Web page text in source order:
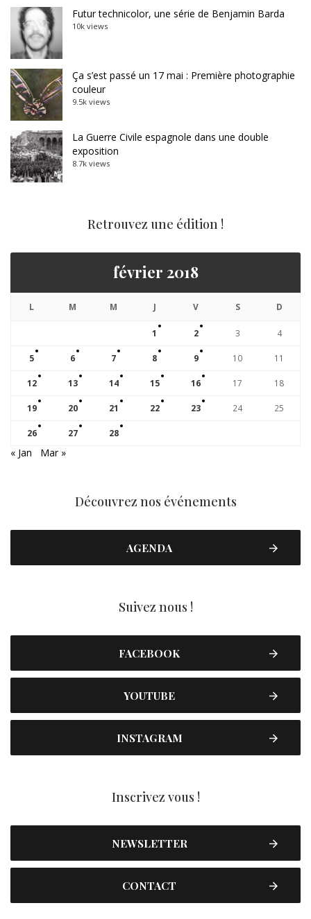
Futur technicolor, une série de Benjamin Barda
10k views
Ça s’est passé un 17 mai : Première photographie
couleur
9.5k views
La Guerre Civile espagnole dans une double
exposition
8.7k views
Retrouvez une édition !
février 2018
L M M J V S D
1 2 3 4
5 6 7 8 9 10 11
12 13 14 15 16 17 18
19 20 21 22 23 24 25
26 27 28
« Jan Mar »
Découvrez nos événements
AGENDA
Suivez nous !
FACEBOOK
YOUTUBE
INSTAGRAM
Inscrivez vous !
NEWSLETTER
CONTACT